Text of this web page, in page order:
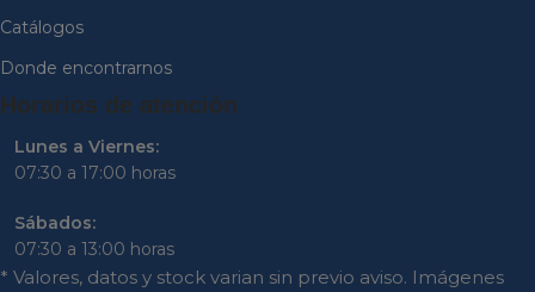
Catálogos
Donde encontrarnos
Horarios de atención
Lunes a Viernes:
07:30 a 17:00 horas
Sábados:
07:30 a 13:00 horas
* Valores, datos y stock varian sin previo aviso. Imágenes